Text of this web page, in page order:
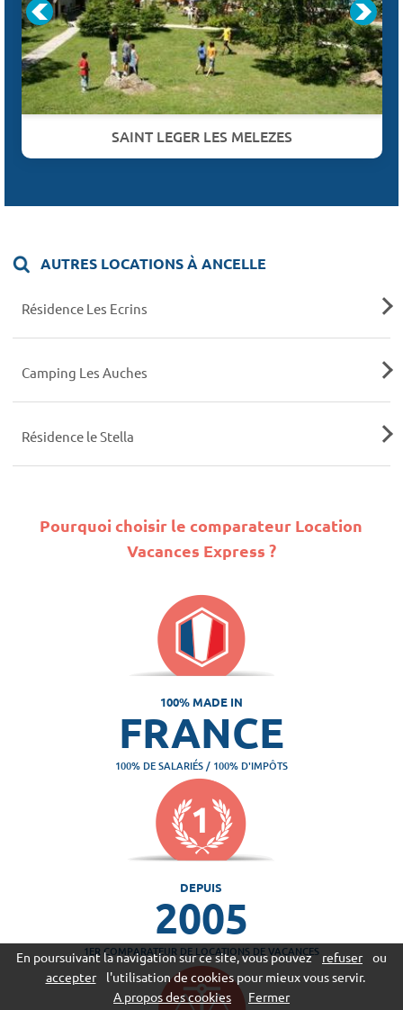
SAINT LEGER LES MELEZES
AUTRES LOCATIONS À ANCELLE
Résidence Les Ecrins
Camping Les Auches
Résidence le Stella
Pourquoi choisir le comparateur Location
Vacances Express ?
100% MADE IN
FRANCE
100% DE SALARIÉS / 100% D'IMPÔTS
DEPUIS
2005
1ER COMPARATEUR DE LOCATIONS DE VACANCES
En poursuivant la navigation sur ce site, vous pouvez refuser
ou
accepter
l'utilisation de cookies pour mieux vous servir.
A propos des cookies
Fermer